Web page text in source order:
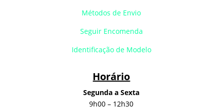
Métodos de Envio
Seguir Encomenda
Identificação de Modelo
Horário
Segunda a Sexta
9h00 – 12h30